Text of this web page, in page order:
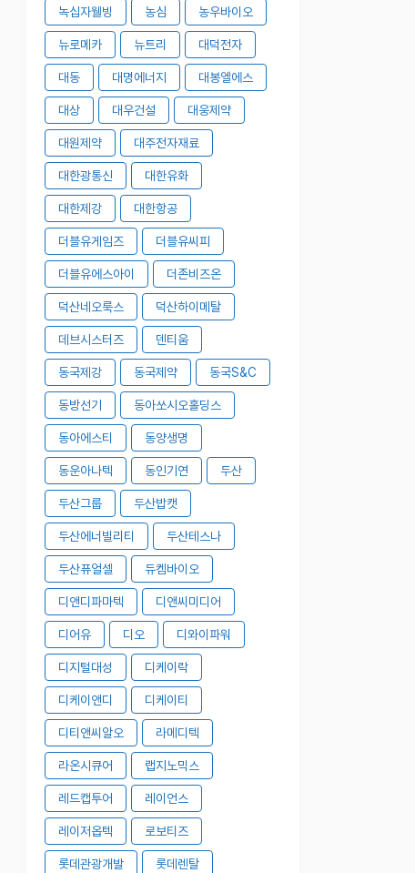
녹십자웰빙 농심 농우바이오
뉴로메카 뉴트리 대덕전자
대동 대명에너지 대봉엘에스
대상 대우건설 대웅제약
대원제약 대주전자재료
대한광통신 대한유화
대한제강 대한항공
더블유게임즈 더블유씨피
더블유에스아이 더존비즈온
덕산네오룩스 덕산하이메탈
데브시스터즈 덴티움
동국제강 동국제약 동국S&C
동방선기 동아쏘시오홀딩스
동아에스티 동양생명
동운아나텍 동인기연 두산
두산그룹 두산밥캣
두산에너빌리티 두산테스나
두산퓨얼셀 듀켐바이오
디앤디파마텍 디앤씨미디어
디어유 디오 디와이파워
디지털대성 디케이락
디케이앤디 디케이티
디티앤씨알오 라메디텍
라온시큐어 랩지노믹스
레드캡투어 레이언스
레이저옵텍 로보티즈
롯데관광개발 롯데렌탈